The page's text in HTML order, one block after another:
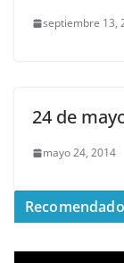
septiembre 13,
24 de
mayo 24, 2014